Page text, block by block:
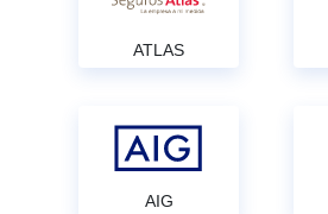
ATLAS
AIG